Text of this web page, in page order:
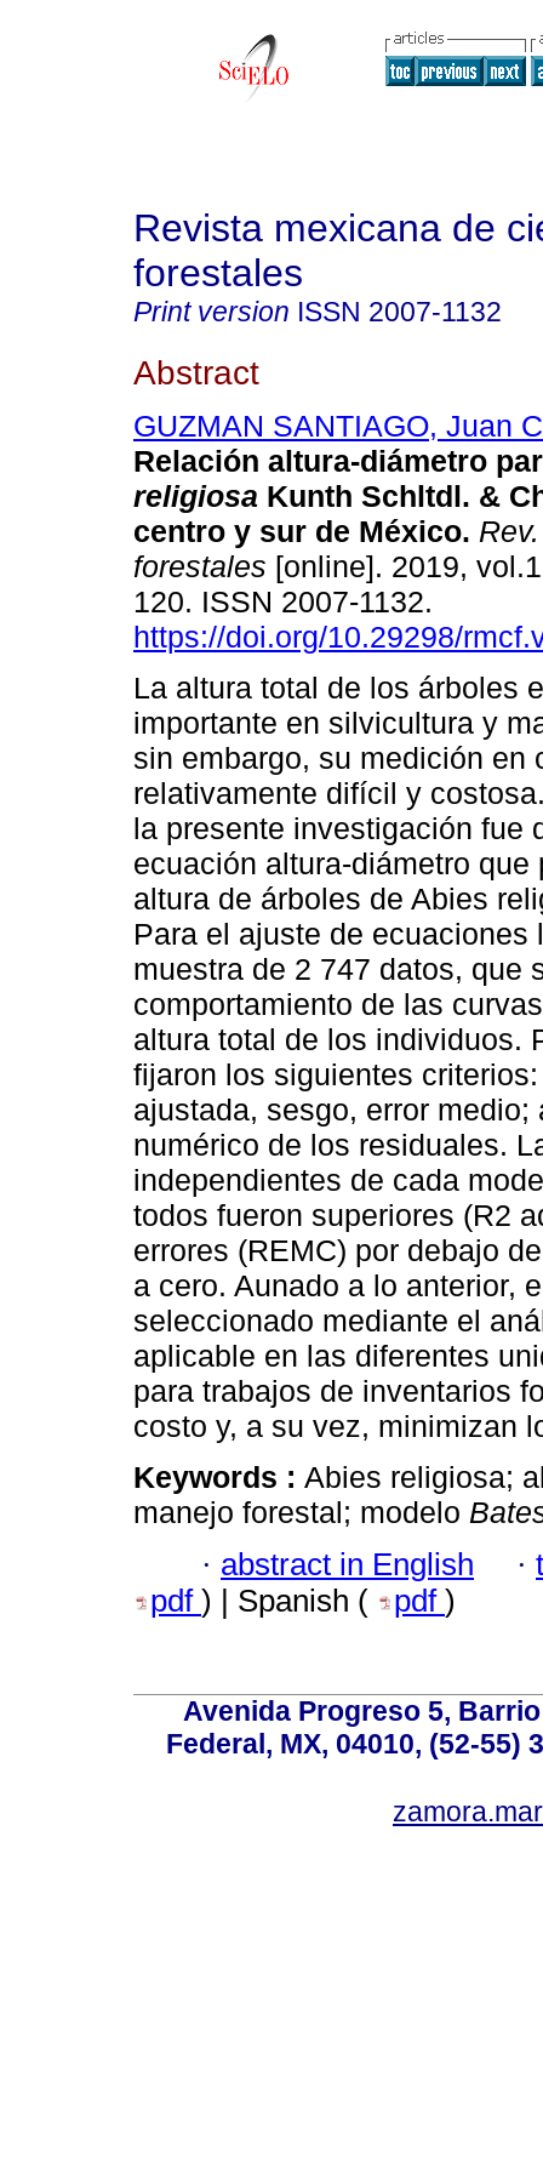
Revista mexicana de
forestales
Print version ISSN 2007-1132
Abstract
GUZMAN SANTIAGO, Juan
Relación altura-diámetro
religiosa Kunth Schltdl. &
centro y sur de México.
forestales [online]. 2019,
120. ISSN 2007-1132.
https://doi.org/10.29298/
La altura total de los árboles
importante en silvicultura y
sin embargo, su medición en
relativamente difícil y
la presente investigación fue
ecuación altura-diámetro
altura de árboles de Abies
Para el ajuste de
muestra de 2 747 datos, que
comportamiento de las
altura total de los individuos.
fijaron los siguientes
ajustada, sesgo, error
numérico de los residuales.
independientes de cada
todos fueron superiores (R2
errores (REMC) por debajo
a cero. Aunado a lo anterior,
seleccionado mediante el
aplicable en las diferentes
para trabajos de inventarios
costo y, a su vez, minimizan
Keywords : Abies religiosa;
manejo forestal; modelo
· abstract in English ·
pdf ) | Spanish ( pdf )
Avenida Progreso 5,
Federal, MX, 04010, (52-55)